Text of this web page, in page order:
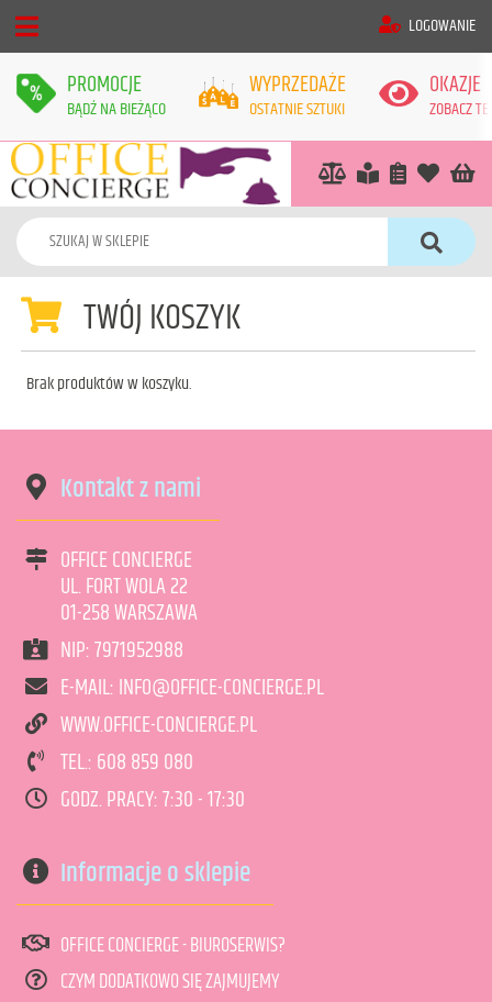
LOGOWANIE
PROMOCJE
BĄDŹ NA BIEŻĄCO
WYPRZEDAŻE
OSTATNIE SZTUKI
OKAZJE
ZOBACZ
TWÓJ KOSZYK
Brak produktów w koszyku.
Kontakt z nami
OFFICE CONCIERGE
UL. FORT WOLA 22
01-258 WARSZAWA
NIP: 7971952988
E-MAIL: INFO@OFFICE-CONCIERGE.PL
WWW.OFFICE-CONCIERGE.PL
TEL.: 608 859 080
GODZ. PRACY: 7:30 - 17:30
Informacje o sklepie
OFFICE CONCIERGE - BIUROSERWIS?
CZYM DODATKOWO SIĘ ZAJMUJEMY